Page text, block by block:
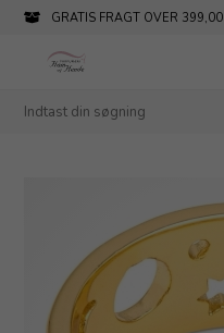
GRATIS FRAGT OVER 399,00